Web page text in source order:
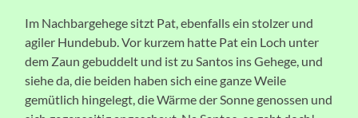
Im Nachbargehege sitzt Pat, ebenfalls ein stolzer und
agiler Hundebub. Vor kurzem hatte Pat ein Loch unter
dem Zaun gebuddelt und ist zu Santos ins Gehege, und
siehe da, die beiden haben sich eine ganze Weile
gemütlich hingelegt, die Wärme der Sonne genossen und